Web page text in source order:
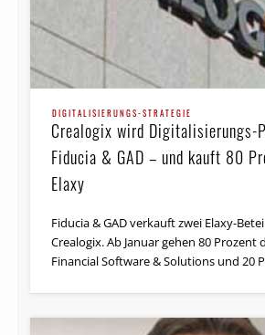
DIGITALISIERUNGS-STRATEGIE
Crealogix wird Digitalisierungs-
Fiducia & GAD – und kauft 80
Elaxy
Fiducia & GAD verkauft zwei Elaxy-
Crealogix. Ab Januar gehen 80 Prozent
Financial Software & Solutions und 20